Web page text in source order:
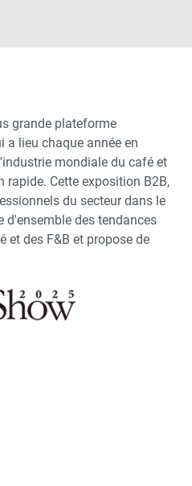
grande plateforme
a lieu chaque année en
mondiale du café et
rapide. Cette exposition B2B,
du secteur dans le
d'ensemble des tendances
et des F&B et propose de